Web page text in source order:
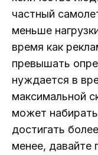
частный
меньше
время как
превышать
нуждается в
максимальной
может
достигать
менее, давайте